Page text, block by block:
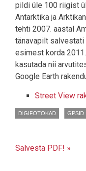
pildi üle 100 riigist
Antarktika ja
tehti 2007. aastal
tänavapilt
esimest korda
kasutada nii
Google Earth
Street View
DIGIFOTOKAD GPSID
Salvesta PDF! »